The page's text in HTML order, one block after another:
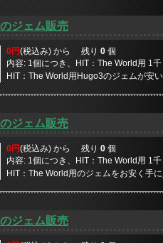
ジェム販売
0円(税込み) から 残り0 個
内容: 1個につき、HIT：The World用 1
HIT：The World用Hugo3のジェムが安
ジェム販売
0円(税込み) から 残り 0個
内容: 1個につき、HIT：The World用 1
HIT：The World用のジェムをお安く手
ジェム販売